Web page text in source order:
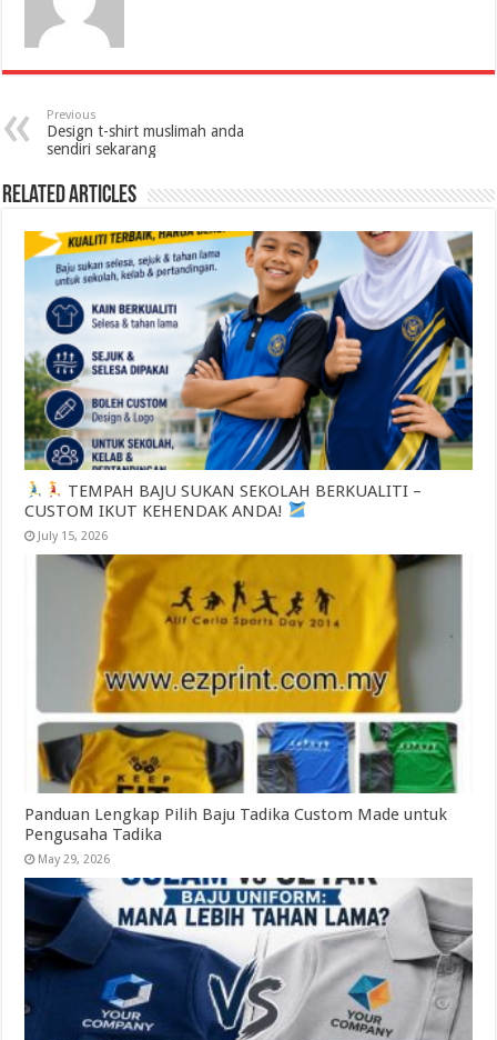
Previous
Design t-shirt muslimah anda
sendiri sekarang
Related Articles
TEMPAH BAJU SUKAN SEKOLAH BERKUALITI –
CUSTOM IKUT KEHENDAK ANDA!
July 15, 2026
Panduan Lengkap Pilih Baju Tadika Custom Made untuk
Pengusaha Tadika
May 29, 2026